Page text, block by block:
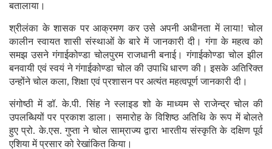
बतालाया।
श्रीलंका के शासक पर आक्रमण कर उसे अपनी अधीनता में लाया! चोल
कालीन स्वायत शासी संस्थाओं के बारे में जानकारी दी। गंगा के महत्व को
समझ उसने गंगाईकोण्डा चोलपुरम राजधानी बनाई। गंगाईकोण्डा चोल झील
बनवायी एवं स्वयं ने गंगाईकोण्डा चोल की उपाधि धारण की। इसके अतिरिक्त
उन्होंने चोल कला, शिक्षा एवं प्रशासन पर अत्यंत महत्वपूर्ण जानकारी दी।
संगोष्ठी में डॉ. के.पी. सिंह ने स्लाइड शो के माध्यम से राजेन्द्र चोल की
उपलब्धियों पर प्रकाश डाला। समारोह के विशिष्ठ अतिथि के रूप में बोलते
हुए प्रो. के.एस. गुप्ता ने चोल साम्राज्य द्वारा भारतीय संस्कृति के दक्षिण पूर्व
एशिया में प्रसार को रेखांकित किया।